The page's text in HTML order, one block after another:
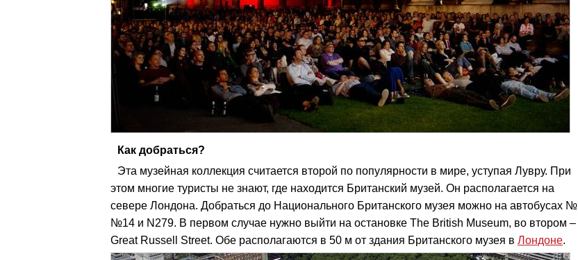
Как добраться?
Эта музейная коллекция считается второй по популярности в мире, уступая Лувру. При
этом многие туристы не знают, где находится Британский музей. Он располагается на
севере Лондона. Добраться до Национального Британского музея можно на автобусах №
№14 и N279. В первом случае нужно выйти на остановке The British Museum, во втором –
Great Russell Street. Обе располагаются в 50 м от здания Британского музея в Лондоне.